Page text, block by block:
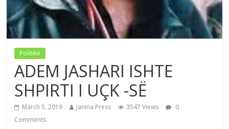
Politikë
ADEM JASHARI ISHTE
SHPIRTI I UÇK -SË
March 5, 2019 Janina Press 3547 Views
0
Comments